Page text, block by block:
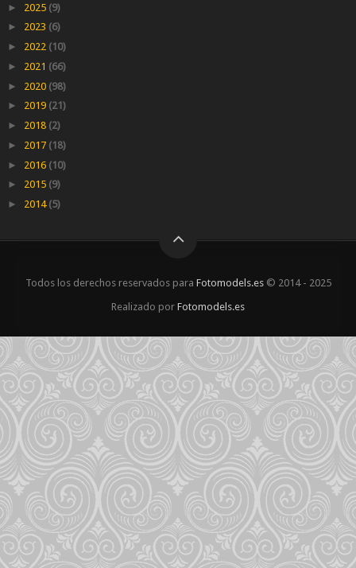
► 2025 (9)
► 2023 (6)
► 2022 (10)
► 2021 (66)
► 2020 (98)
► 2019 (21)
► 2018 (2)
► 2017 (18)
► 2016 (10)
► 2015 (9)
► 2014 (5)
Todos los derechos reservados para Fotomodels.es© 2014 - 2025
Realizado por Fotomodels.es